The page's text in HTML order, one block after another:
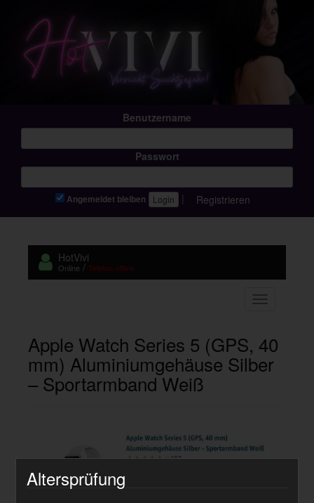
Benutzername
Passwort
Angemeldet bleiben | Registrieren
HotVivi
Online /Telefon offline
Navigation
Apple Watch Series 5 (GPS, 40
mm) Aluminiumgehäuse Silber
– Sportarmband Weiß
Altersprüfung